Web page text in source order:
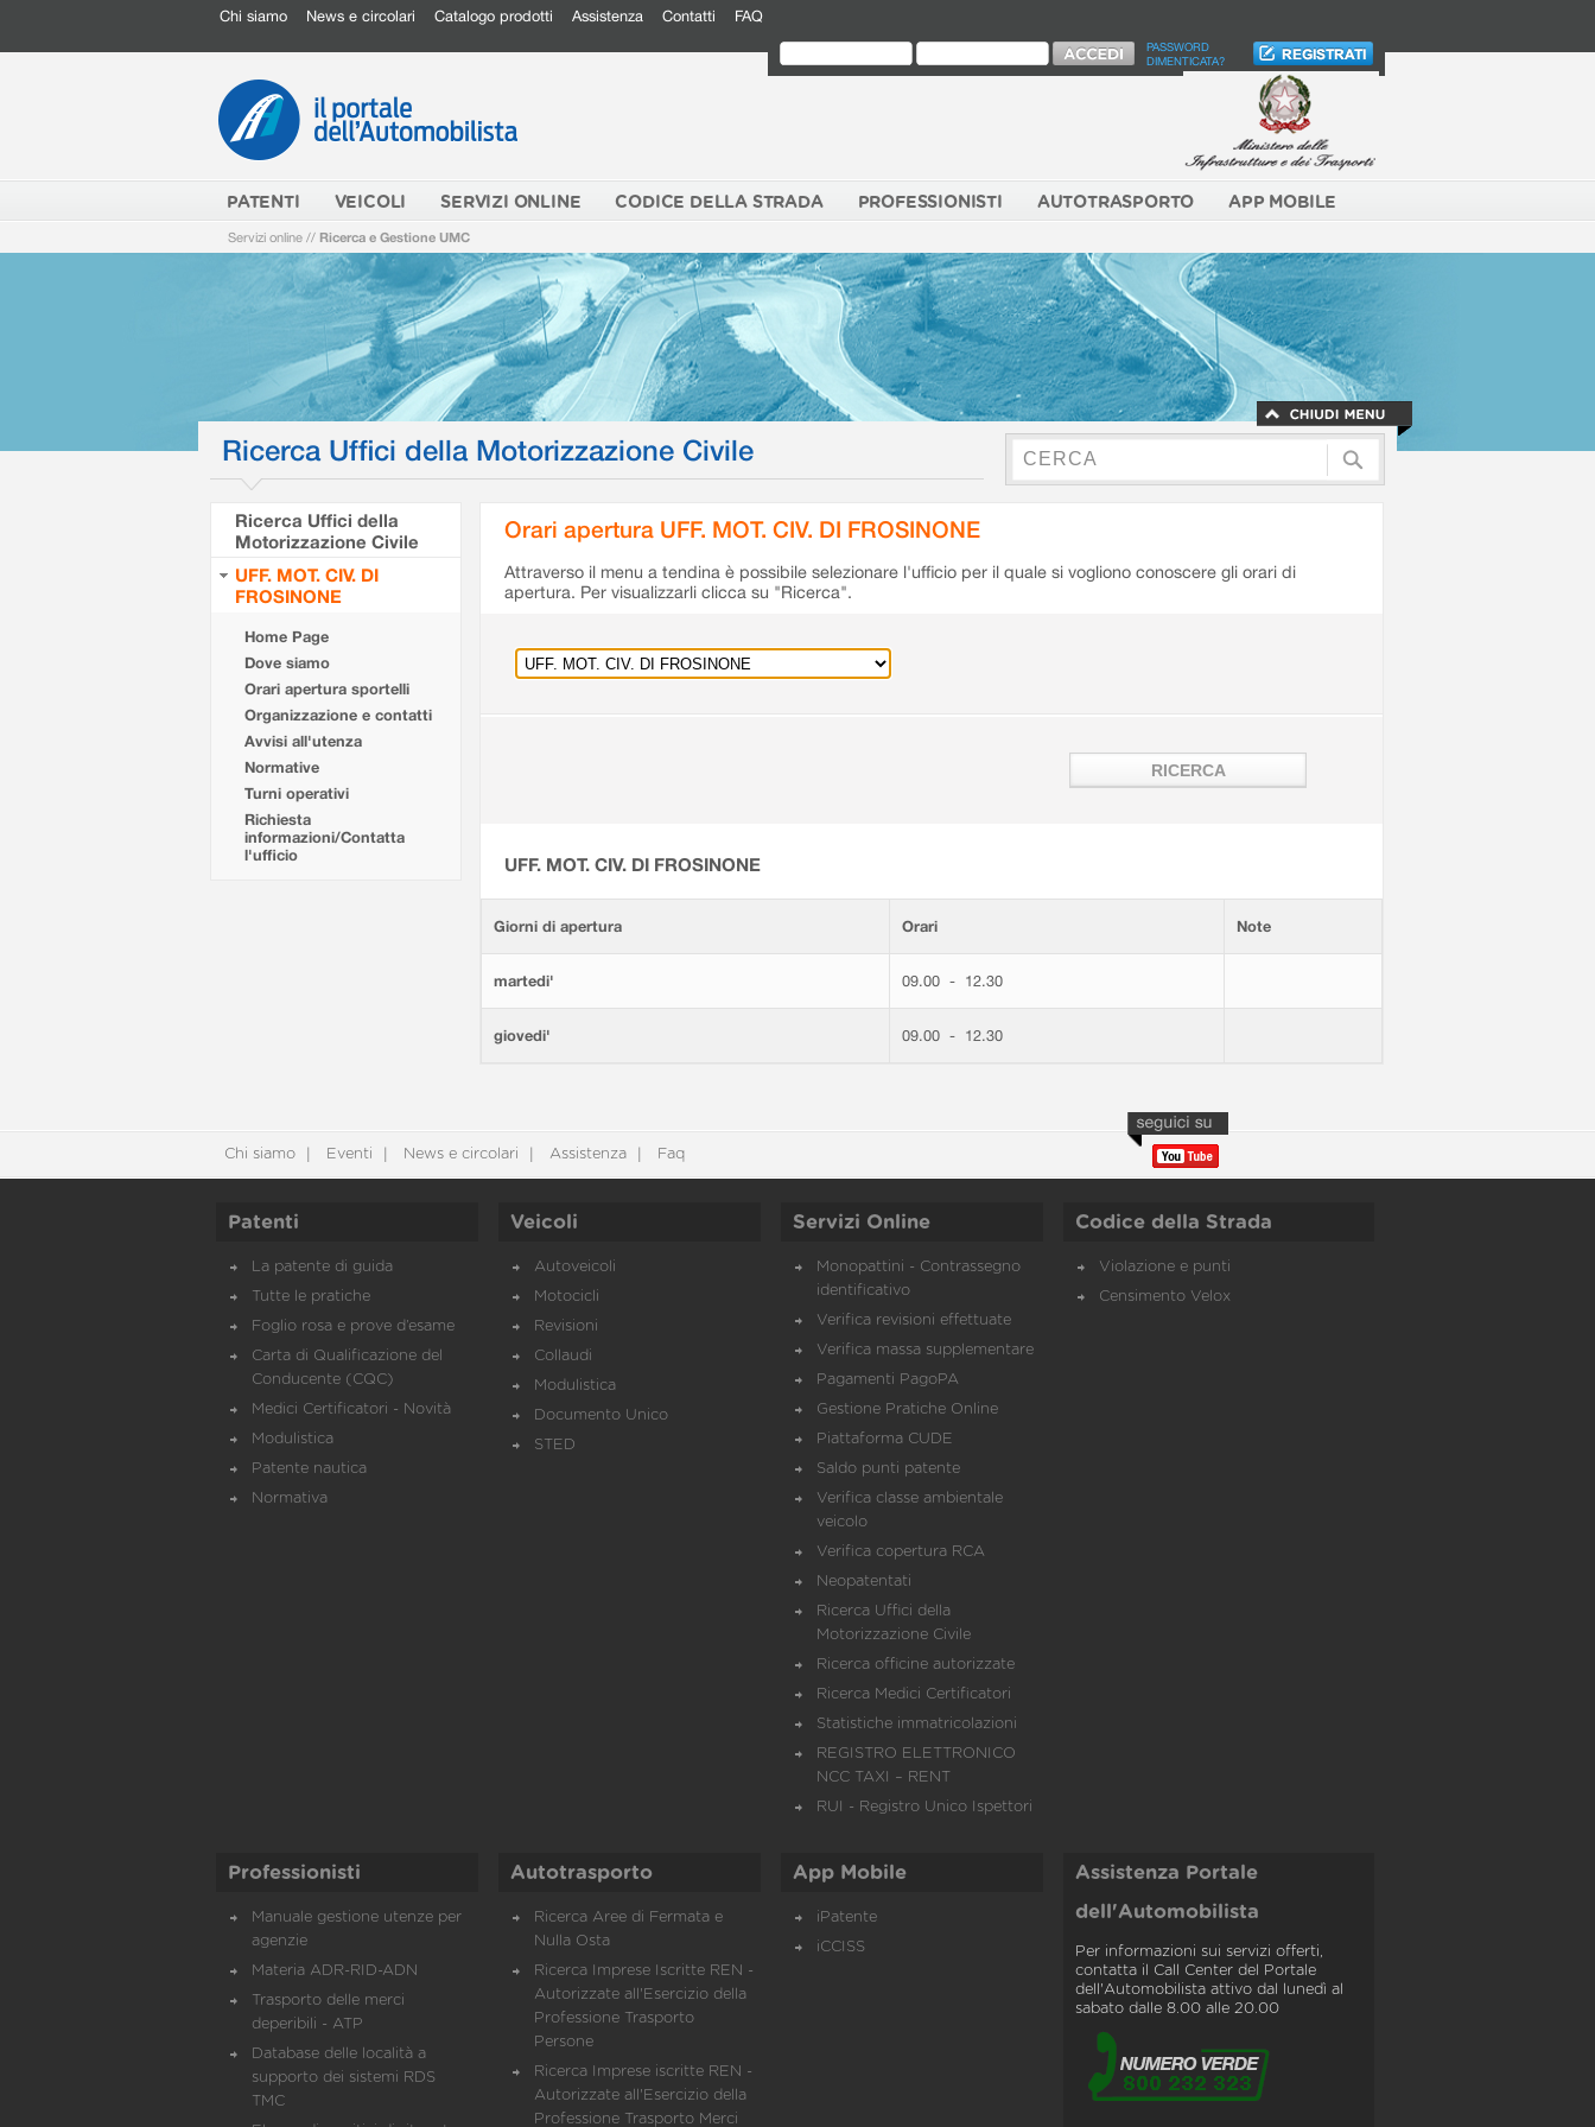
Chi siamo News e circolari Catalogo prodotti Assistenza Contatti FAQ
PASSWORD
DIMENTICATA?
PATENTI VEICOLI SERVIZI ONLINE CODICE DELLA STRADA PROFESSIONISTI AUTOTRASPORTO APP MOBILE
Servizi online // Ricerca e Gestione UMC
Ricerca Uffici della Motorizzazione Civile
Ricerca Uffici della
Motorizzazione Civile
UFF. MOT. CIV. DI
FROSINONE
Home Page
Dove siamo
Orari apertura sportelli
Organizzazione e contatti
Avvisi all'utenza
Normative
Turni operativi
Richiesta
informazioni/Contatta
l'ufficio
Orari apertura UFF. MOT. CIV. DI FROSINONE
Attraverso il menu a tendina è possibile selezionare l'ufficio per il quale si vogliono conoscere gli orari di
apertura. Per visualizzarli clicca su "Ricerca".
UFF. MOT. CIV. DI FROSINONE
Giorni di apertura Orari Note
martedi' 09.00 - 12.30
giovedi' 09.00 - 12.30
Chi siamo Eventi News e circolari Assistenza Faq
Patenti
La patente di guida
Tutte le pratiche
Foglio rosa e prove d’esame
Carta di Qualificazione del
Conducente (CQC)
Medici Certificatori - Novità
Modulistica
Patente nautica
Normativa
Veicoli
Autoveicoli
Motocicli
Revisioni
Collaudi
Modulistica
Documento Unico
STED
Servizi Online
Monopattini - Contrassegno
identificativo
Verifica revisioni effettuate
Verifica massa supplementare
Pagamenti PagoPA
Gestione Pratiche Online
Piattaforma CUDE
Saldo punti patente
Verifica classe ambientale
veicolo
Verifica copertura RCA
Neopatentati
Ricerca Uffici della
Motorizzazione Civile
Ricerca officine autorizzate
Ricerca Medici Certificatori
Statistiche immatricolazioni
REGISTRO ELETTRONICO
NCC TAXI – RENT
RUI - Registro Unico Ispettori
Codice della Strada
Violazione e punti
Censimento Velox
Professionisti
Manuale gestione utenze per
agenzie
Materia ADR-RID-ADN
Trasporto delle merci
deperibili - ATP
Database delle località a
supporto dei sistemi RDS
TMC
Autotrasporto
Ricerca Aree di Fermata e
Nulla Osta
Ricerca Imprese Iscritte REN -
Autorizzate all'Esercizio della
Professione Trasporto
Persone
Ricerca Imprese iscritte REN -
Autorizzate all'Esercizio della
Professione Trasporto Merci
App Mobile
iPatente
iCCISS
Assistenza Portale
dell'Automobilista
Per informazioni sui servizi offerti,
contatta il Call Center del Portale
dell'Automobilista attivo dal lunedì al
sabato dalle 8.00 alle 20.00